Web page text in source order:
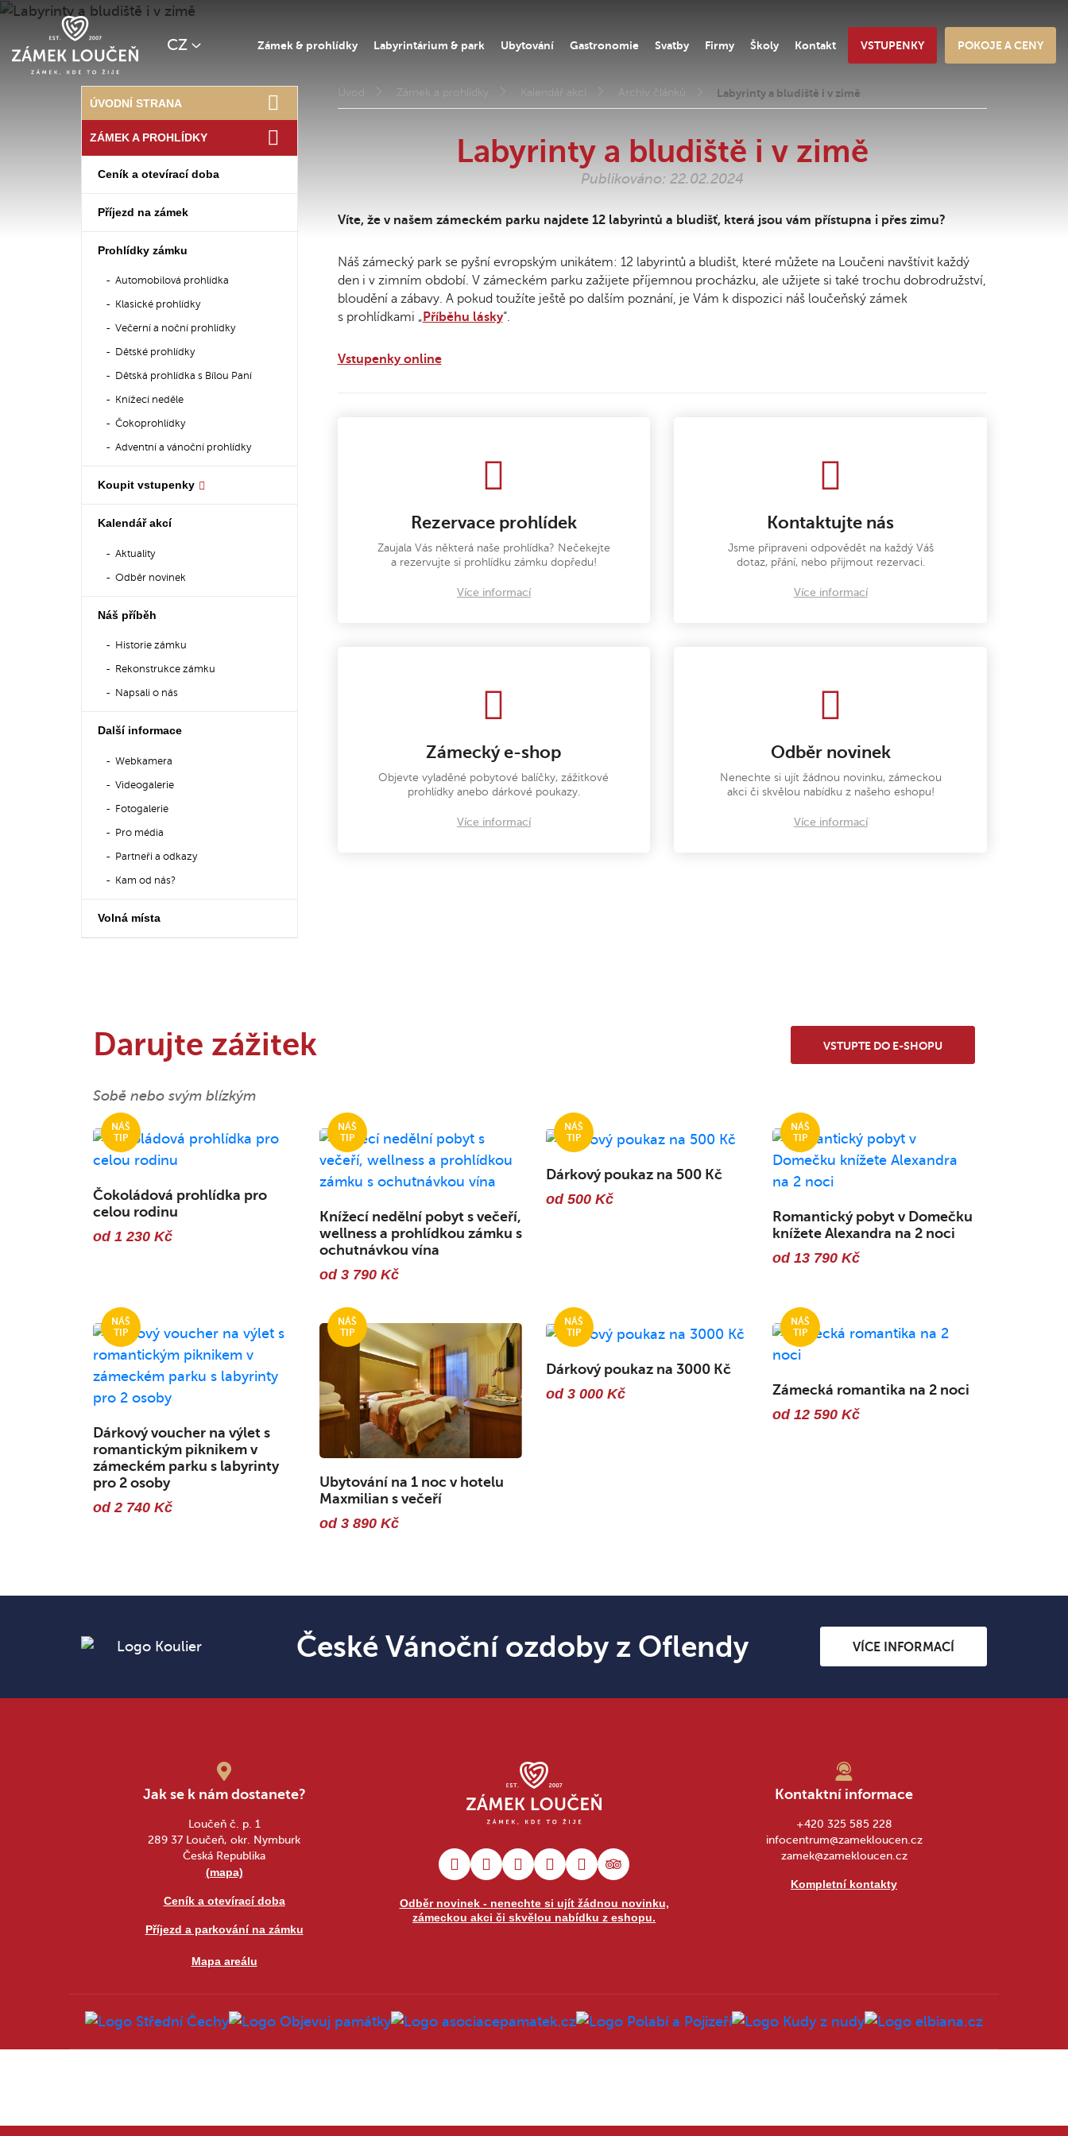
CZ VSTUPENKY POKOJE A CENY
Zámek & prohlídky Labyrintárium & park Ubytování Gastronomie Svatby Firmy Školy Kontakt
Úvod Zámek a prohlídky Kalendář akcí Archiv článků Labyrinty a bludiště i v zimě
Labyrinty a bludiště i v zimě
Publikováno: 22.02.2024
Víte, že v našem zámeckém parku najdete 12 labyrintů a bludišť, která jsou vám přístupna i přes zimu?
Náš zámecký park se pyšní evropským unikátem: 12 labyrintů a bludišt, které můžete na Loučeni navštívit každý
den i v zimním období. V zámeckém parku zažijete příjemnou procházku, ale užijete si také trochu dobrodružství,
bloudění a zábavy. A pokud toužíte ještě po dalším poznání, je Vám k dispozici náš loučeňský zámek
s prohlídkami „ Příběhu lásky“.
Vstupenky online
Rezervace prohlídek
Zaujala Vás některá naše prohlídka? Nečekejte
a rezervujte si prohlídku zámku dopředu!
Více informací
Kontaktujte nás
Jsme připraveni odpovědět na každý Váš
dotaz, přání, nebo přijmout rezervaci.
Více informací
Zámecký e-shop
Objevte vyladěné pobytové balíčky, zážitkové
prohlídky anebo dárkové poukazy.
Více informací
Odběr novinek
Nenechte si ujít žádnou novinku, zámeckou
akci či skvělou nabídku z našeho eshopu!
Více informací
ÚVODNÍ STRANA
ZÁMEK A PROHLÍDKY
Ceník a otevírací doba
Příjezd na zámek
Prohlídky zámku
Automobilová prohlídka
Klasické prohlídky
Večerní a noční prohlídky
Dětské prohlídky
Dětská prohlídka s Bílou Paní
Knížecí neděle
Čokoprohlídky
Adventní a vánoční prohlídky
Koupit vstupenky
Kalendář akcí
Aktuality
Odběr novinek
Náš příběh
Historie zámku
Rekonstrukce zámku
Napsali o nás
Další informace
Webkamera
Videogalerie
Fotogalerie
Pro média
Partneři a odkazy
Kam od nás?
Volná místa
Darujte zážitek
Sobě nebo svým blízkým
Čokoládová prohlídka pro
celou rodinu
od 1 230 Kč
Knížecí nedělní pobyt s večeří,
wellness a prohlídkou zámku s
ochutnávkou vína
od 3 790 Kč
Dárkový poukaz na 500 Kč
od 500 Kč
Romantický pobyt v Domečku
knížete Alexandra na 2 noci
od 13 790 Kč
Dárkový voucher na výlet s
romantickým piknikem v
zámeckém parku s labyrinty
pro 2 osoby
od 2 740 Kč
Ubytování na 1 noc v hotelu
Maxmilian s večeří
od 3 890 Kč
Dárkový poukaz na 3000 Kč
od 3 000 Kč
Zámecká romantika na 2 noci
od 12 590 Kč
VSTUPTE DO E-SHOPU
České Vánoční ozdoby z Oflendy VÍCE INFORMACÍ
Jak se k nám dostanete?
Loučeň č. p. 1
289 37 Loučeň, okr. Nymburk
Česká Republika
(mapa)
Ceník a otevírací doba
Příjezd a parkování na zámku
Mapa areálu
Odběr novinek - nenechte si ujít žádnou novinku,
zámeckou akci či skvělou nabídku z eshopu.
Kontaktní informace
+420 325 585 228
infocentrum@zamekloucen.cz
zamek@zamekloucen.cz
Kompletní kontakty